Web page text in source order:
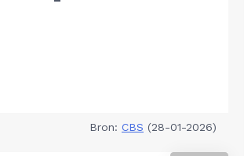
Bron: CBS (28-01-2026)